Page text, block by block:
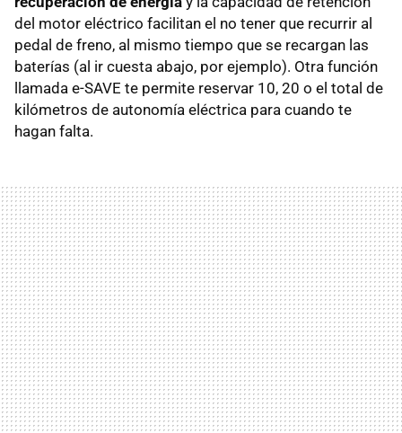
del motor eléctrico facilitan el no tener que recurrir al
pedal de freno, al mismo tiempo que se recargan las
baterías (al ir cuesta abajo, por ejemplo). Otra función
llamada e-SAVE te permite reservar 10, 20 o el total de
kilómetros de autonomía eléctrica para cuando te
hagan falta.